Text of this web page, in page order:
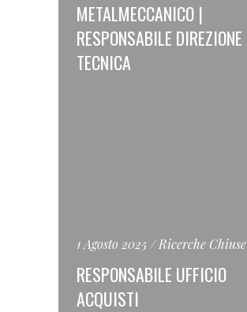
METALMECCANICO |
RESPONSABILE DIREZIONE
TECNICA
1 Agosto 2025 Ricerche Chiuse
RESPONSABILE UFFICIO
ACQUISTI